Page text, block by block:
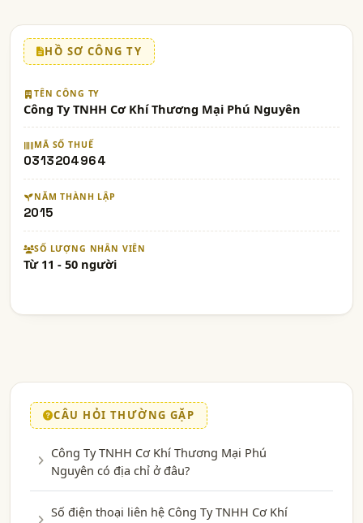
HỒ SƠ CÔNG TY
TÊN CÔNG TY
Công Ty TNHH Cơ Khí Thương Mại Phú Nguyên
MÃ SỐ THUẾ
0313204964
NĂM THÀNH LẬP
2015
SỐ LƯỢNG NHÂN VIÊN
Từ 11 - 50 người
CÂU HỎI THƯỜNG GẶP
Công Ty TNHH Cơ Khí Thương Mại Phú
Nguyên có địa chỉ ở đâu?
Số điện thoại liên hệ Công Ty TNHH Cơ Khí